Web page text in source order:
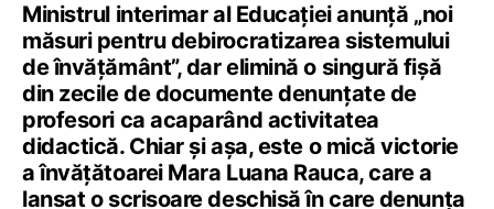
Ministrul interimar al Educației anunță „noi
măsuri pentru debirocratizarea sistemului
de învățământ”, dar elimină o singură fișă
din zecile de documente denunțate de
profesori ca acaparând activitatea
didactică. Chiar și așa, este o mică victorie
a învățătoarei Mara Luana Rauca, care a
lansat o scrisoare deschisă în care denunța